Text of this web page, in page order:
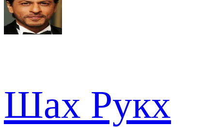
Шах Рукх